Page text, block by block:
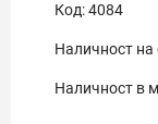
Код:4084
Наличност на
Наличност в